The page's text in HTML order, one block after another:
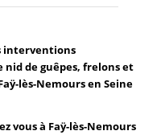
interventions
de guêpes, frelons et
lès-Nemours en Seine
vous à Faÿ-lès-Nemours